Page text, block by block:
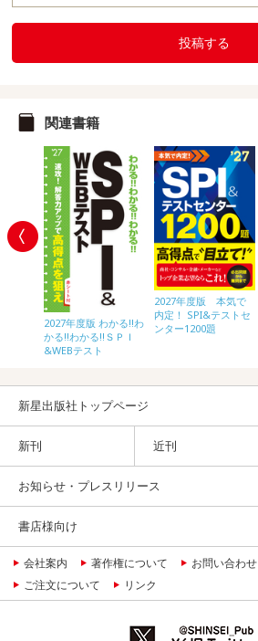
投稿する
関連書籍
2027年度版 わかる!!わ
かる!!わかる!!ＳＰＩ
&WEBテスト
2027年度版 本気で
内定！ SPI&テストセ
ンター1200題
新星出版社トップページ
新刊 近刊
お知らせ・プレスリリース
書店様向け
会社案内 著作権について お問い合わせ
ご注文について
リンク